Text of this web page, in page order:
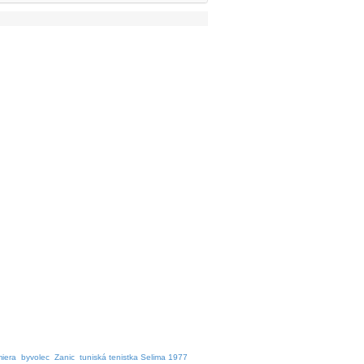
byvolec Zanic tuniská tenistka Selima 1977